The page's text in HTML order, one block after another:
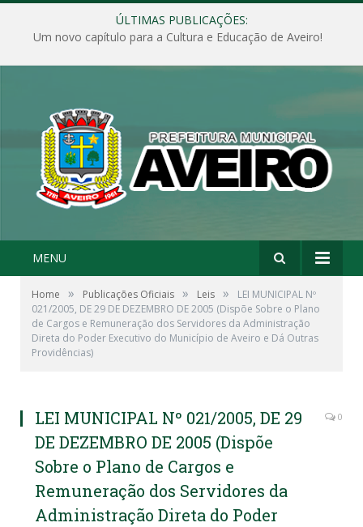
ÚLTIMAS PUBLICAÇÕES:
Um novo capítulo para a Cultura e Educação de Aveiro!
MENU
Home » Publicações Oficiais » Leis »
LEI MUNICIPAL Nº
021/2005, DE 29 DE DEZEMBRO DE 2005 (Dispõe Sobre o Plano
de Cargos e Remuneração dos Servidores da Administração
Direta do Poder Executivo do Município de Aveiro e Dá Outras
Providências)
LEI MUNICIPAL Nº 021/2005, DE 29
DE DEZEMBRO DE 2005 (Dispõe
Sobre o Plano de Cargos e
Remuneração dos Servidores da
Administração Direta do Poder
0